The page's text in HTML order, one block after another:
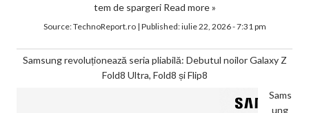
tem de spargeri Read more »
Source:TechnoReport.ro| Published:iulie 22, 2026 - 7:31 pm
Samsung revoluționează seria pliabilă: Debutul noilor Galaxy Z
Fold8 Ultra, Fold8 și Flip8
Sams
ung